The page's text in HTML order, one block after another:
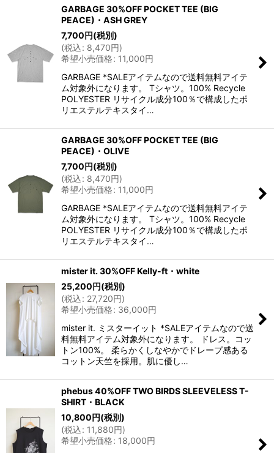
GARBAGE 30%OFF POCKET TEE (BIG
PEACE)・ASH GREY
7,700円(税別)
(税込: 8,470円)
希望小売価格: 11,000円
GARBAGE *SALEアイテムなので送料無料アイテ
ム対象外になります。 Tシャツ。100% Recycle
POLYESTER リサイクル成分100％で構成したポ
リエステルテキスタイ…
GARBAGE 30%OFF POCKET TEE (BIG
PEACE)・OLIVE
7,700円(税別)
(税込: 8,470円)
希望小売価格: 11,000円
GARBAGE *SALEアイテムなので送料無料アイテ
ム対象外になります。 Tシャツ。100% Recycle
POLYESTER リサイクル成分100％で構成したポ
リエステルテキスタイ…
mister it. 30%OFF Kelly-ft・white
25,200円(税別)
(税込: 27,720円)
希望小売価格: 36,000円
mister it. ミスターイット *SALEアイテムなので送
料無料アイテム対象外になります。 ドレス。コッ
トン100%。 柔らかくしなやかでドレープ感ある
コットン天竺を採用。肌に優し…
phebus 40%OFF TWO BIRDS SLEEVELESS T-
SHIRT・BLACK
10,800円(税別)
(税込: 11,880円)
希望小売価格: 18,000円